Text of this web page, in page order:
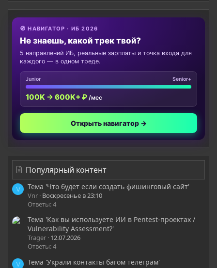
🧭 НАВИГАТОР · ИБ 2026
Не знаешь, какой трек твой?
5 направлений ИБ, реальные зарплаты и точка входа для
каждого — в одном треде.
Junior Senior+
100K → 600K+ ₽ /мес
Открыть навигатор →
Популярный контент
V Тема 'Что будет если создать фишинговый сайт'
Vnr Воскресенье в 23:10
Ответы: 4
Тема 'Как вы используете ИИ в Pentest-проектах /
Vulnerability Assessment?'
Trager 12.07.2026
Ответы: 4
V Тема 'Украли контакты багом телеграм'